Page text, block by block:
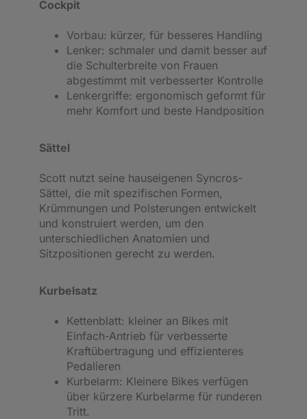
Cockpit
Vorbau: kürzer, für besseres Handling
Lenker: schmaler und damit besser auf
die Schulterbreite von Frauen
abgestimmt mit verbesserter Kontrolle
Lenkergriffe: ergonomisch geformt für
mehr Komfort und beste Handposition
Sättel
Scott nutzt seine hauseigenen Syncros-
Sättel, die mit spezifischen Formen,
Krümmungen und Polsterungen entwickelt
und konstruiert werden, um den
unterschiedlichen Anatomien und
Sitzpositionen gerecht zu werden.
Kurbelsatz
Kettenblatt: kleiner an Bikes mit
Einfach-Antrieb für verbesserte
Kraftübertragung und effizienteres
Pedalieren
Kurbelarm: Kleinere Bikes verfügen
über kürzere Kurbelarme für runderen
Tritt.